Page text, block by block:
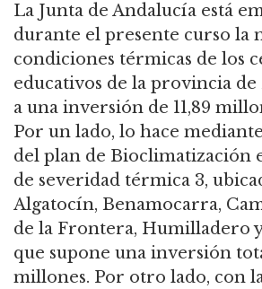
La Junta de Andalucía está
durante el presente curso la
condiciones térmicas de los
educativos de la provincia de
a una inversión de 11,89
Por un lado, lo hace
del plan de Bioclimatización
de severidad térmica 3,
Algatocín, Benamocarra,
de la Frontera, Humilladero
que supone una inversión
millones. Por otro lado, con